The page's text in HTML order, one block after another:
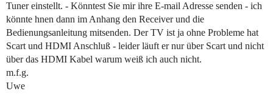
Tuner einstellt. - Könntest Sie mir ihre E-mail Adresse senden - ich
könnte hnen dann im Anhang den Receiver und die
Bedienungsanleitung mitsenden. Der TV ist ja ohne Probleme hat
Scart und HDMI Anschluß - leider läuft er nur über Scart und nicht
über das HDMI Kabel warum weiß ich auch nicht.
m.f.g.
Uwe